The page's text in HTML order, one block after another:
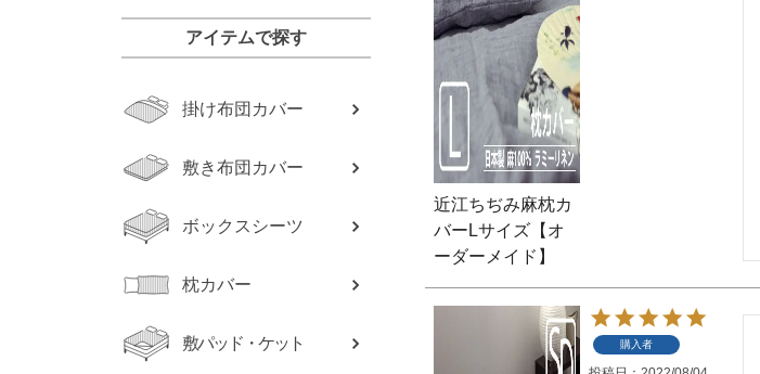
アイテムで探す
掛け布団カバー
敷き布団カバー
ボックスシーツ
枕カバー
敷パッド・ケット
近江ちぢみ麻枕カ
バーLサイズ【オ
ーダーメイド】
購入者